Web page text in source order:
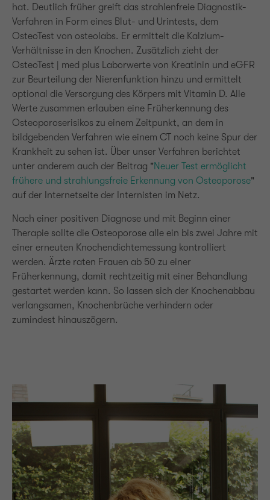
hat. Deutlich früher greift das strahlenfreie Diagnostik-
Verfahren in Form eines Blut- und Urintests, dem
OsteoTest von osteolabs. Er ermittelt die Kalzium-
Verhältnisse in den Knochen. Zusätzlich zieht der
OsteoTest | med plus Laborwerte von Kreatinin und eGFR
zur Beurteilung der Nierenfunktion hinzu und ermittelt
optional die Versorgung des Körpers mit Vitamin D. Alle
Werte zusammen erlauben eine Früherkennung des
Osteoporoserisikos zu einem Zeitpunkt, an dem in
bildgebenden Verfahren wie einem CT noch keine Spur der
Krankheit zu sehen ist. Über unser Verfahren berichtet
unter anderem auch der Beitrag "Neuer Test ermöglicht
frühere und strahlungsfreie Erkennung von Osteoporose"
auf der Internetseite der Internisten im Netz.
Nach einer positiven Diagnose und mit Beginn einer
Therapie sollte die Osteoporose alle ein bis zwei Jahre mit
einer erneuten Knochendichtemessung kontrolliert
werden. Ärzte raten Frauen ab 50 zu einer
Früherkennung, damit rechtzeitig mit einer Behandlung
gestartet werden kann. So lassen sich der Knochenabbau
verlangsamen, Knochenbrüche verhindern oder
zumindest hinauszögern.